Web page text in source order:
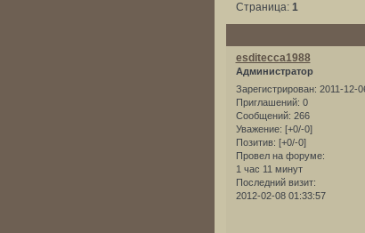
Страница: 1
esditecca1988
Администратор
Зарегистрирован: 2011-12-
Приглашений: 0
Сообщений: 266
Уважение: [+0/-0]
Позитив: [+0/-0]
Провел на форуме:
1 час 11 минут
Последний визит:
2012-02-08 01:33:57